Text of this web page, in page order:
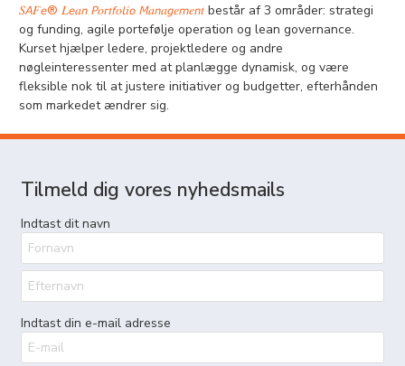
𝑆𝘈𝐹𝘦® 𝐿𝘦𝑎𝘯 𝘗𝑜𝘳𝑡𝘧𝑜𝘭𝑖𝘰 𝘔𝑎𝘯𝑎𝘨𝑒𝘮𝑒𝘯𝑡 består af 3 områder: strategi
og funding, agile portefølje operation og lean governance.
Kurset hjælper ledere, projektledere og andre
nøgleinteressenter med at planlægge dynamisk, og være
fleksible nok til at justere initiativer og budgetter, efterhånden
som markedet ændrer sig.
Tilmeld dig vores nyhedsmails
Indtast dit navn
Indtast din e-mail adresse